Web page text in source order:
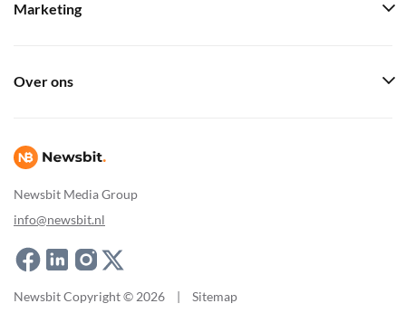
Newsbit Media Group
info@newsbit.nl
Marketing
Over ons
Newsbit Copyright © 2026 | Sitemap